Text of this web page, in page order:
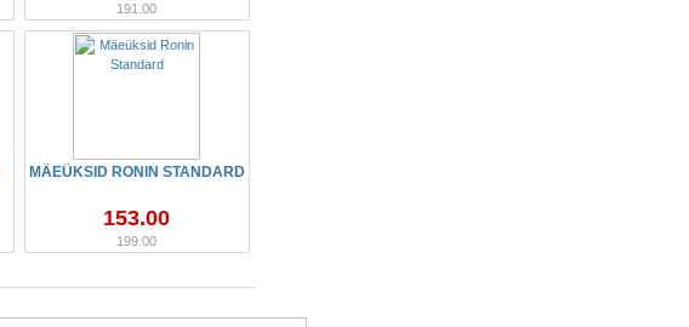
191.00
MÄEÜKSID RONIN STANDARD
153.00
199.00